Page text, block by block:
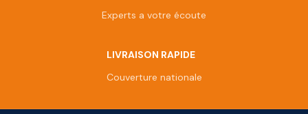
Experts a votre écoute
LIVRAISON RAPIDE
Couverture nationale